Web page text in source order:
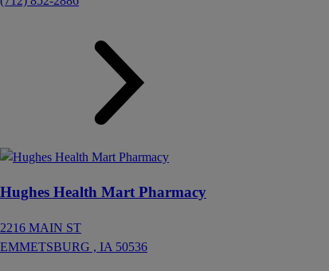
Hughes Health Mart Pharmacy
2216 MAIN ST
EMMETSBURG , IA 50536